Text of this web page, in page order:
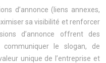
d’annonce (liens annexes,
sa visibilité et renforcer
d’annonce offrent des
communiquer le slogan, de
unique de l’entreprise et